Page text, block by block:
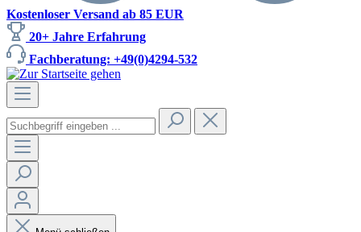
Kostenloser Versand ab 85 EUR
20+ Jahre Erfahrung
Fachberatung: +49(0)4294-532